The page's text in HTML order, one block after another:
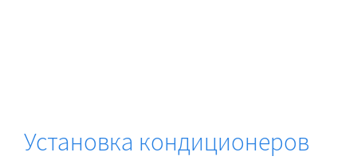
Установка кондиционеров